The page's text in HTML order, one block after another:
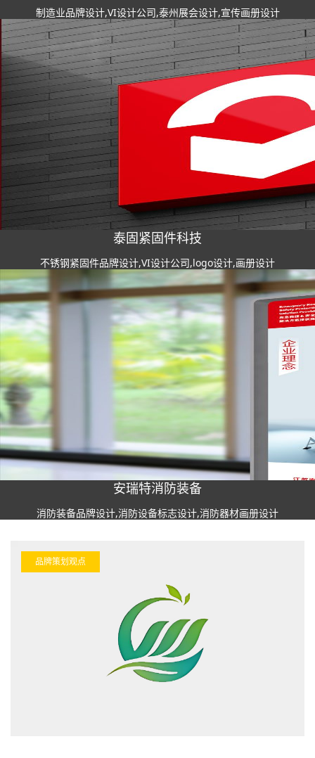
制造业品牌设计,VI设计公司,泰州展会设计,宣传画册设计
泰固紧固件科技
不锈钢紧固件品牌设计,VI设计公司,logo设计,画册设计
安瑞特消防装备
消防装备品牌设计,消防设备标志设计,消防器材画册设计
品牌策划观点